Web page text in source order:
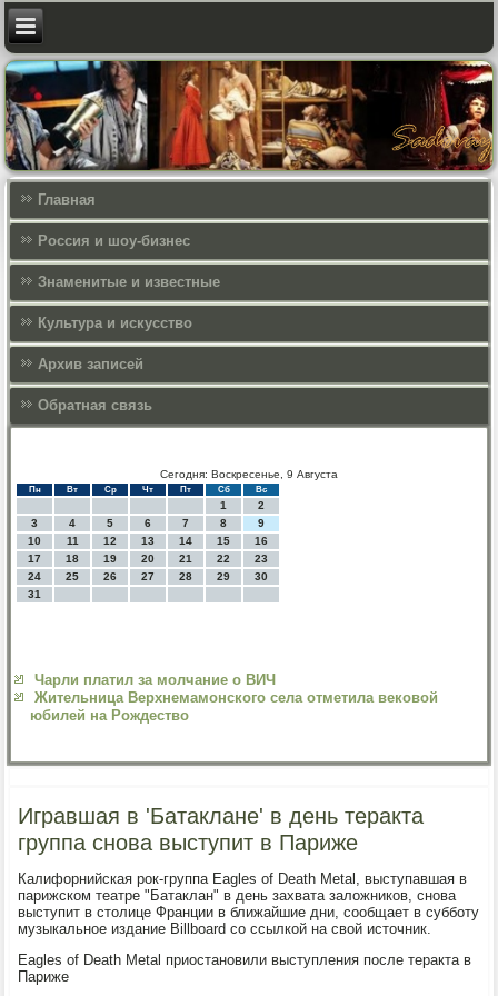
Главная
Россия и шоу-бизнес
Знаменитые и известные
Культура и искусcтво
Архив записей
Обратная связь
Сегодня: Воскресенье, 9 Августа
Пн Вт Ср Чт Пт Сб Вс
1
2
3
4 5 6 7 8
9
10
11 12 13 14 15
16
17
18 19 20 21 22
23
24
25 26 27 28 29
30
31
Чарли платил за молчание о ВИЧ
Жительница Верхнемамонского села отметила вековой
юбилей на Рождество
Игравшая в 'Батаклане' в день теракта
группа снова выступит в Париже
Калифорнийская рок-группа Eagles of Death Metal, выступавшая в
парижском театре "Батаклан" в день захвата заложников, снова
выступит в столице Франции в ближайшие дни, сообщает в субботу
музыкальное издание Billboard со ссылкой на свой источник.
Eagles of Death Metal приостановили выступления после теракта в
Париже